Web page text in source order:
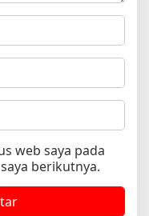
web saya pada
berikutnya.